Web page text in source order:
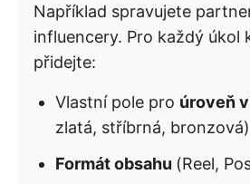
Například spravujete
influencery. Pro každý úkol
přidejte:
Vlastní pole pro úroveň
zlatá, stříbrná, bronzová)
Formát obsahu (Reel,